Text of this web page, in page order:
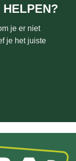
je er niet
je het juiste